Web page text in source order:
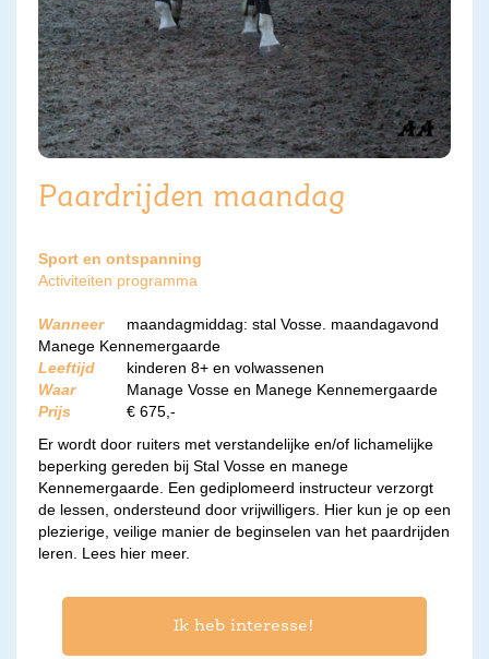
Paardrijden maandag
Sport en ontspanning
Activiteiten programma
Wanneer
maandagmiddag: stal Vosse. maandagavond
Manege Kennemergaarde
Leeftijd
kinderen 8+ en volwassenen
Waar
Manage Vosse en Manege Kennemergaarde
Prijs
€ 675,-
Er wordt door ruiters met verstandelijke en/of lichamelijke
beperking gereden bij Stal Vosse en manege
Kennemergaarde. Een gediplomeerd instructeur verzorgt
de lessen, ondersteund door vrijwilligers. Hier kun je op een
plezierige, veilige manier de beginselen van het paardrijden
leren. Lees hier meer.
Ik heb interesse!